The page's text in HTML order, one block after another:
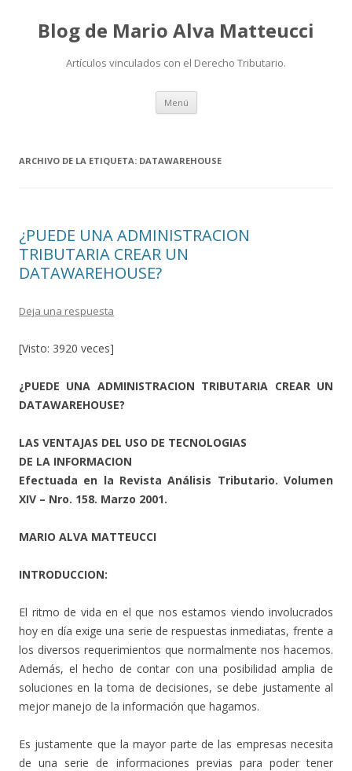
Blog de Mario Alva Matteucci
Artículos vinculados con el Derecho Tributario.
Menú Ir
contenido
ARCHIVO DE LA ETIQUETA: DATAWAREHOUSE
¿PUEDE UNA ADMINISTRACION
TRIBUTARIA CREAR UN
DATAWAREHOUSE?
Deja una respuesta
[Visto: 3920 veces]
¿PUEDE UNA ADMINISTRACION TRIBUTARIA CREAR UN
DATAWAREHOUSE?
LAS VENTAJAS DEL USO DE TECNOLOGIAS
DE LA INFORMACION
Efectuada en la Revista Análisis Tributario. Volumen
XIV – Nro. 158. Marzo 2001.
MARIO ALVA MATTEUCCI
INTRODUCCION:
El ritmo de vida en el que nos estamos viendo involucrados
hoy en día exige una serie de respuestas inmediatas, frente a
los diversos requerimientos que normalmente nos hacemos.
Además, el hecho de contar con una posibilidad amplia de
soluciones en la toma de decisiones, se debe justamente al
mejor manejo de la información que hagamos.
Es justamente que la mayor parte de las empresas necesita
de una serie de informaciones previas para poder tener